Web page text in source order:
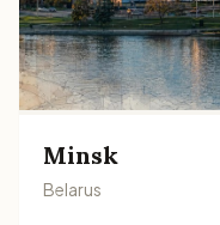
Minsk
Belarus